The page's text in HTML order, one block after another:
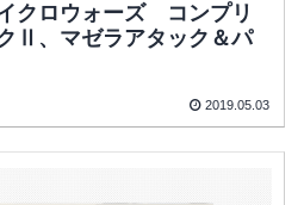
クロウォーズ コンプリ
Ⅱ、マゼラアタック＆パ
2019.05.03